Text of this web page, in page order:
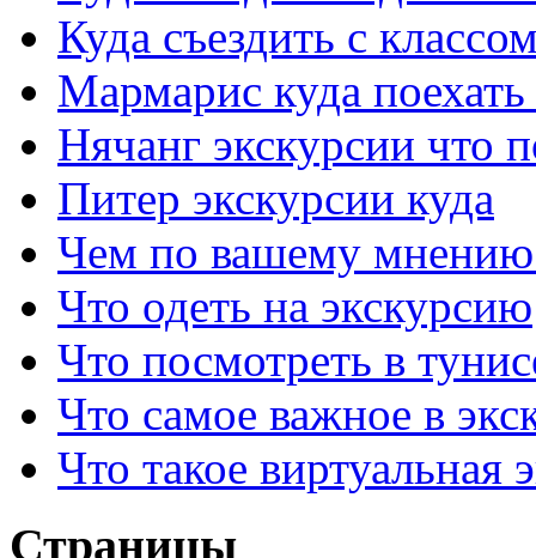
Куда съездить с
Мармарис куда
Нячанг экскурсии что
Питер экскурсии куда
Чем по вашему мнению
Что одеть на экскурсию
Что посмотреть в
Что самое важное в
Что такое виртуальная
Страницы